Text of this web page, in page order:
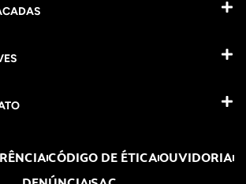
CÓDIGO DE ÉTICAOUVIDORIA